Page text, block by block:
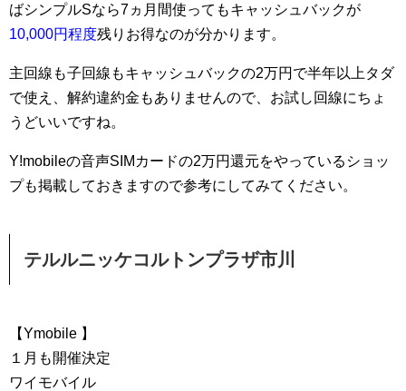
ばシンプルSなら7ヵ月間使ってもキャッシュバックが
10,000円程度残りお得なのが分かります。
主回線も子回線もキャッシュバックの2万円で半年以上タダ
で使え、解約違約金もありませんので、お試し回線にちょ
うどいいですね。
Y!mobileの音声SIMカードの2万円還元をやっているショッ
プも掲載しておきますので参考にしてみてください。
テルルニッケコルトンプラザ市川
【Ymobile 】
１月も開催決定
ワイモバイル